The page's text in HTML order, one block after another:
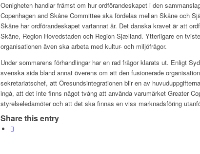
Oenigheten handlar främst om hur ordförandeskapet i den
Copenhagen and Skåne Committee ska fördelas mellan Skåne och
Skåne har ordförandeskapet vartannat år. Det danska kravet är att
Skåne, Region Hovedstaden och Region Sjælland. Ytterligare en
organisationen även ska arbeta med kultur- och miljöfrågor.
Under sommarens förhandlingar har en rad frågor klarats ut. Enligt
svenska sida bland annat överens om att den fusionerade
sekretariatschef, att Öresundsintegrationen blir en av
ingå, att det inte finns något tvång att använda varumärket Greater
styrelseledamöter och att det ska finnas en viss marknadsföring
Share this entry